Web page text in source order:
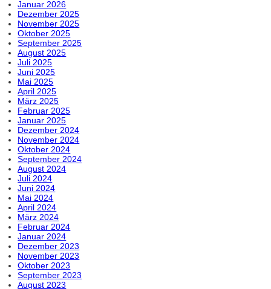
Januar 2026
Dezember 2025
November 2025
Oktober 2025
September 2025
August 2025
Juli 2025
Juni 2025
Mai 2025
April 2025
März 2025
Februar 2025
Januar 2025
Dezember 2024
November 2024
Oktober 2024
September 2024
August 2024
Juli 2024
Juni 2024
Mai 2024
April 2024
März 2024
Februar 2024
Januar 2024
Dezember 2023
November 2023
Oktober 2023
September 2023
August 2023